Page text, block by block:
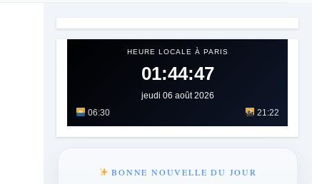
HEURE LOCALE À PARIS
01:44:48
jeudi 06 août 2026
06:30
21:22
BONNE NOUVELLE DU JOUR